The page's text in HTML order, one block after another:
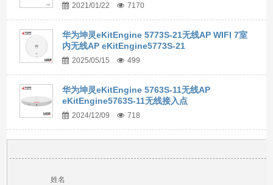
2021/01/22 7170
华为坤灵eKitEngine 5773S-21无线AP WIFI 7室
内无线AP eKitEngine5773S-21
2025/05/15 499
华为坤灵eKitEngine 5763S-11无线AP
eKitEngine5763S-11无线接入点
2024/12/09 718
姓名